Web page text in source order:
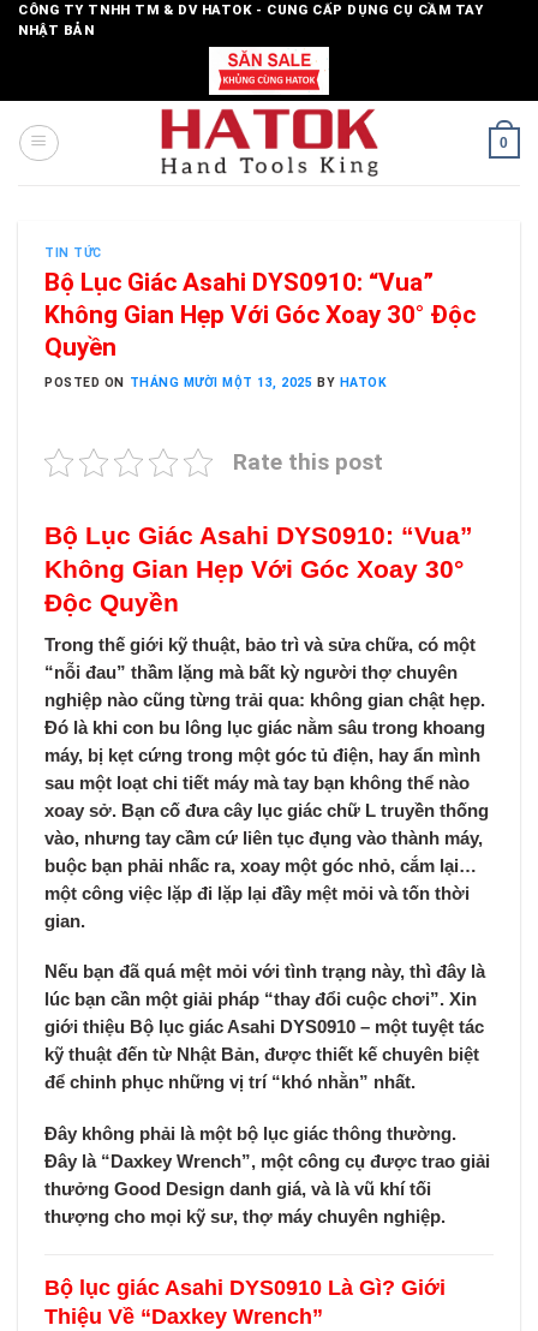
SkipCÔNG TY TNHH TM & DV HATOK - CUNG CẤP DỤNG CỤ CẦM TAY
NHẬT BẢN
0
TIN TỨC
Bộ Lục Giác Asahi DYS0910: “Vua”
Không Gian Hẹp Với Góc Xoay 30° Độc
Quyền
POSTED ON THÁNG MƯỜI MỘT 13, 2025 BY HATOK
Rate this post
Bộ Lục Giác Asahi DYS0910: “Vua”
Không Gian Hẹp Với Góc Xoay 30°
Độc Quyền
Trong thế giới kỹ thuật, bảo trì và sửa chữa, có một
“nỗi đau” thầm lặng mà bất kỳ người thợ chuyên
nghiệp nào cũng từng trải qua: không gian chật hẹp.
Đó là khi con bu lông lục giác nằm sâu trong khoang
máy, bị kẹt cứng trong một góc tủ điện, hay ẩn mình
sau một loạt chi tiết máy mà tay bạn không thể nào
xoay sở. Bạn cố đưa cây lục giác chữ L truyền thống
vào, nhưng tay cầm cứ liên tục đụng vào thành máy,
buộc bạn phải nhấc ra, xoay một góc nhỏ, cắm lại…
một công việc lặp đi lặp lại đầy mệt mỏi và tốn thời
gian.
Nếu bạn đã quá mệt mỏi với tình trạng này, thì đây là
lúc bạn cần một giải pháp “thay đổi cuộc chơi”. Xin
giới thiệu Bộ lục giác Asahi DYS0910 – một tuyệt tác
kỹ thuật đến từ Nhật Bản, được thiết kế chuyên biệt
để chinh phục những vị trí “khó nhằn” nhất.
Đây không phải là một bộ lục giác thông thường.
Đây là “Daxkey Wrench”, một công cụ được trao giải
thưởng Good Design danh giá, và là vũ khí tối
thượng cho mọi kỹ sư, thợ máy chuyên nghiệp.
Bộ lục giác Asahi DYS0910 Là Gì? Giới
Thiệu Về “Daxkey Wrench”